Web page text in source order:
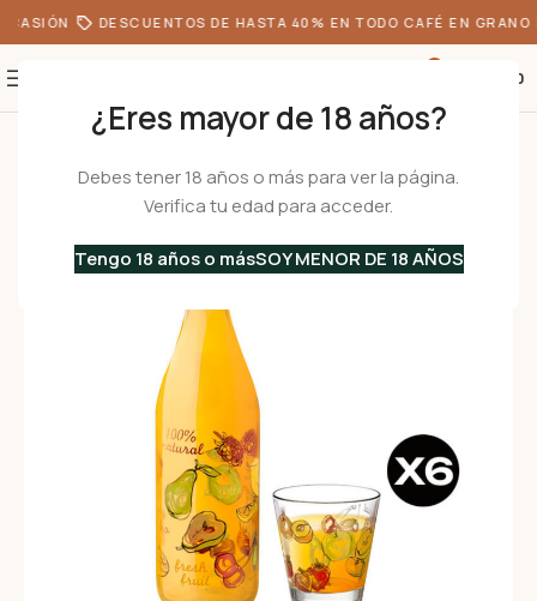
¿Eres mayor de 18 años?
Debes tener 18 años o más para ver la página.
Verifica tu edad para acceder.
Tengo 18 años o másSOY MENOR DE 18 AÑOS
DESCUENTOS DE HASTA 40% EN TODO CAFÉ EN GRANO
0.00
Set Botella 1.0 L + 6 Vasos 275 ml BIO